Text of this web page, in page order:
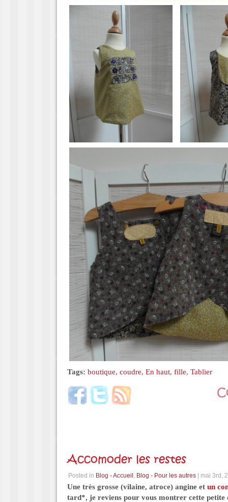
Tags: boutique, coudre, En haut, fille, Tablier
Accomoder les restes
Posted in Blog - Accueil , Blog - Pour les autres | mai 3rd,
Une très grosse (vilaine, atroce) angine et un
tard*, je reviens pour vous montrer cette petite